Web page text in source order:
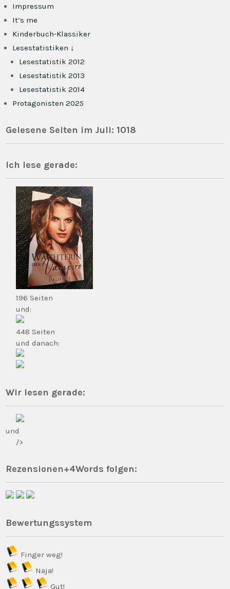
Impressum
It’s me
Kinderbuch-Klassiker
Lesestatistiken ↓
Lesestatistik 2012
Lesestatistik 2013
Lesestatistik 2014
Protagonisten 2025
Gelesene Seiten im Juli: 1018
Ich lese gerade:
196 Seiten
und:
448 Seiten
und danach:
Wir lesen gerade:
und
/>
Rezensionen+4Words folgen:
Bewertungssystem
Finger weg!
Naja!
Gut!